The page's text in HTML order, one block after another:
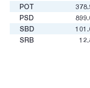
POT
PSD
SBD
SRB